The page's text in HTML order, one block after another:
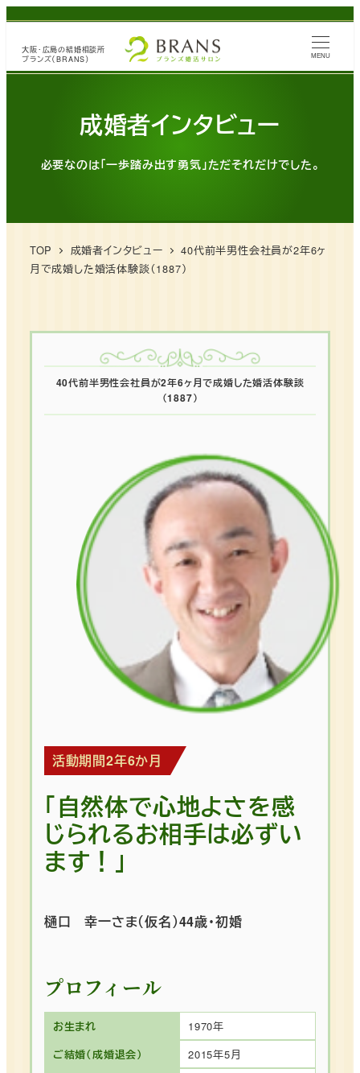
メ
移
大阪・広島の結婚相談所
ブランズ（BRANS）
MENU
成婚者インタビュー
必要なのは「一歩踏み出す勇気」ただそれだけでした。
TOP 成婚者インタビュー
40代前半男性会社員が2年6ヶ
月で成婚した婚活体験談（1887）
40代前半男性会社員が2年6ヶ月で成婚した婚活体験談
（1887）
活動期間2年6か月
「自然体で心地よさを感
じられるお相手は必ずい
ます！」
樋口 幸一さま（仮名）44歳・初婚
プロフィール
お生まれ
1970年
ご結婚（成婚退会）
2015年5月